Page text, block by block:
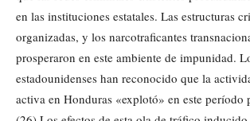
en las instituciones estatales. Las estructuras
organizadas, y los narcotraficantes
prosperaron en este ambiente de impunidad.
estadounidenses han reconocido que la
activa en Honduras «explotó» en este período